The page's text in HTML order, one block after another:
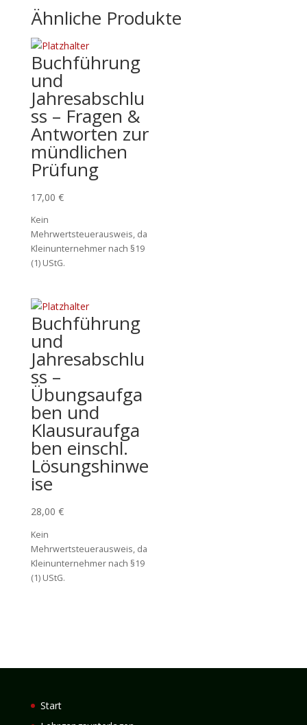
Ähnliche Produkte
Buchführung
und
Jahresabschlu
ss – Fragen &
Antworten zur
mündlichen
Prüfung
17,00 €
Kein
Mehrwertsteuerausweis, da
Kleinunternehmer nach §19
(1) UStG.
Buchführung
und
Jahresabschlu
ss –
Übungsaufga
ben und
Klausuraufga
ben einschl.
Lösungshinwe
ise
28,00 €
Kein
Mehrwertsteuerausweis, da
Kleinunternehmer nach §19
(1) UStG.
Start